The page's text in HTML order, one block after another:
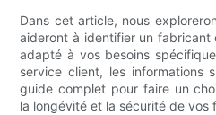
Dans cet article, nous
aideront à identifier un
adapté à vos besoins
service client, les informations
guide complet pour faire un
la longévité et la sécurité de vos